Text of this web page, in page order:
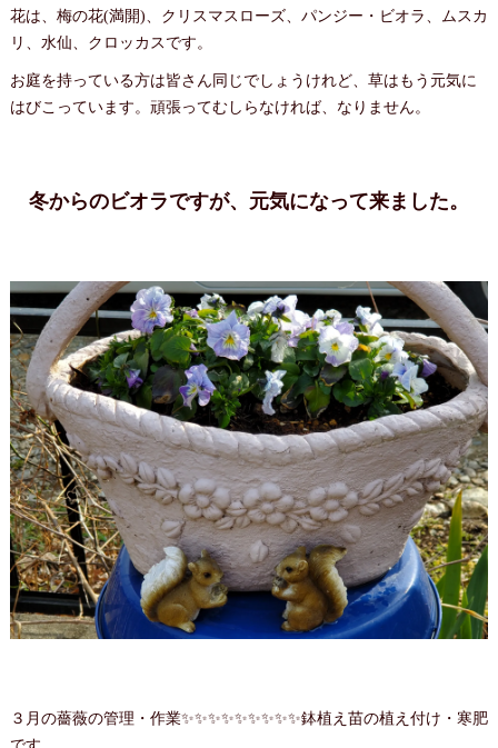
花は、梅の花(満開)、クリスマスローズ、パンジー・ビオラ、ムスカ
リ、水仙、クロッカスです。
お庭を持っている方は皆さん同じでしょうけれど、草はもう元気に
はびこっています。頑張ってむしらなければ、なりません。
冬からのビオラですが、元気になって来ました。
３月の薔薇の管理・作業✨✨✨✨✨✨✨✨✨鉢植え苗の植え付け・寒肥